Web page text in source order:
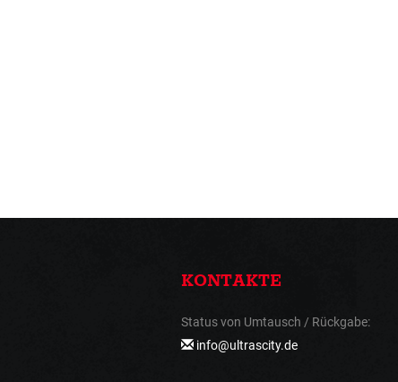
KONTAKTE
Status von Umtausch / Rückgabe:
info@ultrascity.de